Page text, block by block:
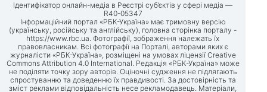
Ідентифікатор онлайн-медіа в Реєстрі суб’єктів у сфері медіа —
R40-05347
Інформаційний портал «РБК-Україна» має тримовну версію
(українську, російську та англійську), головна сторінка порталу -
https://www.rbc.ua. Фотографії, зображення належать їх
правовласникам. Всі фотографії на Порталі, авторами яких є
журналісти «РБК-Україна», розміщені на умовах ліцензії Creative
Commons Attribution 4.0 International. Редакція «РБК-Україна» може
не поділяти точку зору авторів. Оціночні судження не підлягають
спростуванню та доведенню їх правдивості. За достовірність та
зміст реклами відповідальність несе рекламодавець. Матеріали,